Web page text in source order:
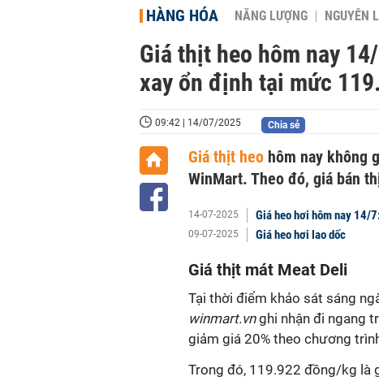
HÀNG HÓA NĂNG LƯỢNG NGUYÊN
Giá thịt heo hôm nay
xay ổn định tại mức
09:42 | 14/07/2025 Chia sẻ
Giá thịt heo hôm nay không
WinMart. Theo đó, giá bán
14-07-2025 Giá heo hơi hôm nay 14/
09-07-2025 Giá heo hơi lao dốc
Giá thịt mát Meat Deli
Tại thời điểm khảo sát sáng
winmart.vnghi nhận đi ngang
giảm giá 20% theo chương
Trong đó, 119.922 đồng/kg là